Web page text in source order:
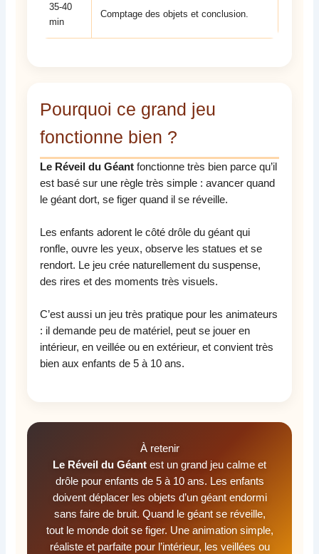
35-40
min
Comptage des objets et conclusion.
Pourquoi ce grand jeu
fonctionne bien ?
Le Réveil du Géant fonctionne très bien parce qu’il
est basé sur une règle très simple : avancer quand
le géant dort, se figer quand il se réveille.
Les enfants adorent le côté drôle du géant qui
ronfle, ouvre les yeux, observe les statues et se
rendort. Le jeu crée naturellement du suspense,
des rires et des moments très visuels.
C’est aussi un jeu très pratique pour les animateurs
: il demande peu de matériel, peut se jouer en
intérieur, en veillée ou en extérieur, et convient très
bien aux enfants de 5 à 10 ans.
À retenir
Le Réveil du Géant est un grand jeu calme et
drôle pour enfants de 5 à 10 ans. Les enfants
doivent déplacer les objets d’un géant endormi
sans faire de bruit. Quand le géant se réveille,
tout le monde doit se figer. Une animation simple,
réaliste et parfaite pour l’intérieur, les veillées ou